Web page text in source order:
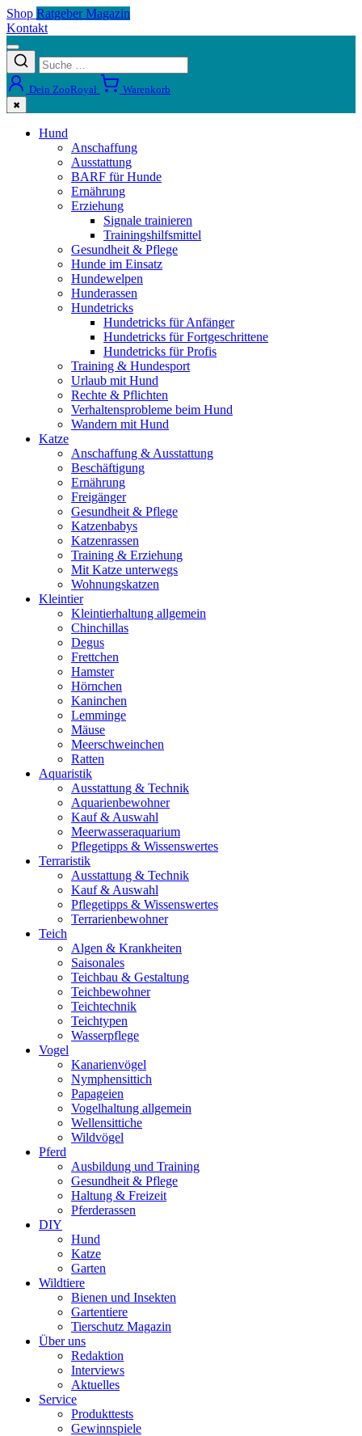
Shop Ratgeber Magazin
Kontakt
Dein ZooRoyal Warenkorb
✖
Hund
Anschaffung
Ausstattung
BARF für Hunde
Ernährung
Erziehung
Signale trainieren
Trainingshilfsmittel
Gesundheit & Pflege
Hunde im Einsatz
Hundewelpen
Hunderassen
Hundetricks
Hundetricks für Anfänger
Hundetricks für Fortgeschrittene
Hundetricks für Profis
Training & Hundesport
Urlaub mit Hund
Rechte & Pflichten
Verhaltensprobleme beim Hund
Wandern mit Hund
Katze
Anschaffung & Ausstattung
Beschäftigung
Ernährung
Freigänger
Gesundheit & Pflege
Katzenbabys
Katzenrassen
Training & Erziehung
Mit Katze unterwegs
Wohnungskatzen
Kleintier
Kleintierhaltung allgemein
Chinchillas
Degus
Frettchen
Hamster
Hörnchen
Kaninchen
Lemminge
Mäuse
Meerschweinchen
Ratten
Aquaristik
Ausstattung & Technik
Aquarienbewohner
Kauf & Auswahl
Meerwasseraquarium
Pflegetipps & Wissenswertes
Terraristik
Ausstattung & Technik
Kauf & Auswahl
Pflegetipps & Wissenswertes
Terrarienbewohner
Teich
Algen & Krankheiten
Saisonales
Teichbau & Gestaltung
Teichbewohner
Teichtechnik
Teichtypen
Wasserpflege
Vogel
Kanarienvögel
Nymphensittich
Papageien
Vogelhaltung allgemein
Wellensittiche
Wildvögel
Pferd
Ausbildung und Training
Gesundheit & Pflege
Haltung & Freizeit
Pferderassen
DIY
Hund
Katze
Garten
Wildtiere
Bienen und Insekten
Gartentiere
Tierschutz Magazin
Über uns
Redaktion
Interviews
Aktuelles
Service
Produkttests
Gewinnspiele